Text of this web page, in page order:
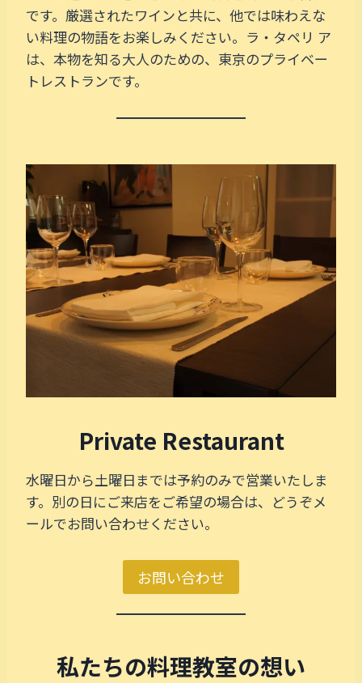
です。厳選されたワインと共に、他では味わえな
い料理の物語をお楽しみください。ラ・タペリ ア
は、本物を知る大人のための、東京のプライベー
トレストランです。
Private Restaurant
水曜日から土曜日までは予約のみで営業いたしま
す。別の日にご来店をご希望の場合は、どうぞメ
ールでお問い合わせください。
お問い合わせ
私たちの料理教室の想い